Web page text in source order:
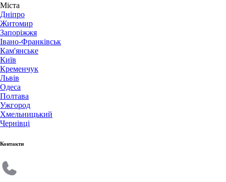
Міста
Дніпро
Житомир
Запоріжжя
Івано-Франківськ
Кам'янське
Київ
Кременчук
Львів
Одеса
Полтава
Ужгород
Хмельницький
Чернівці
Контакти